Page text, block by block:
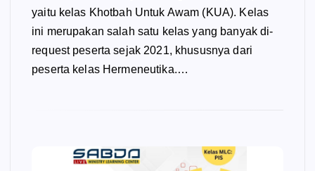
yaitu kelas Khotbah Untuk Awam (KUA). Kelas
ini merupakan salah satu kelas yang banyak di-
request peserta sejak 2021, khususnya dari
peserta kelas Hermeneutika.…